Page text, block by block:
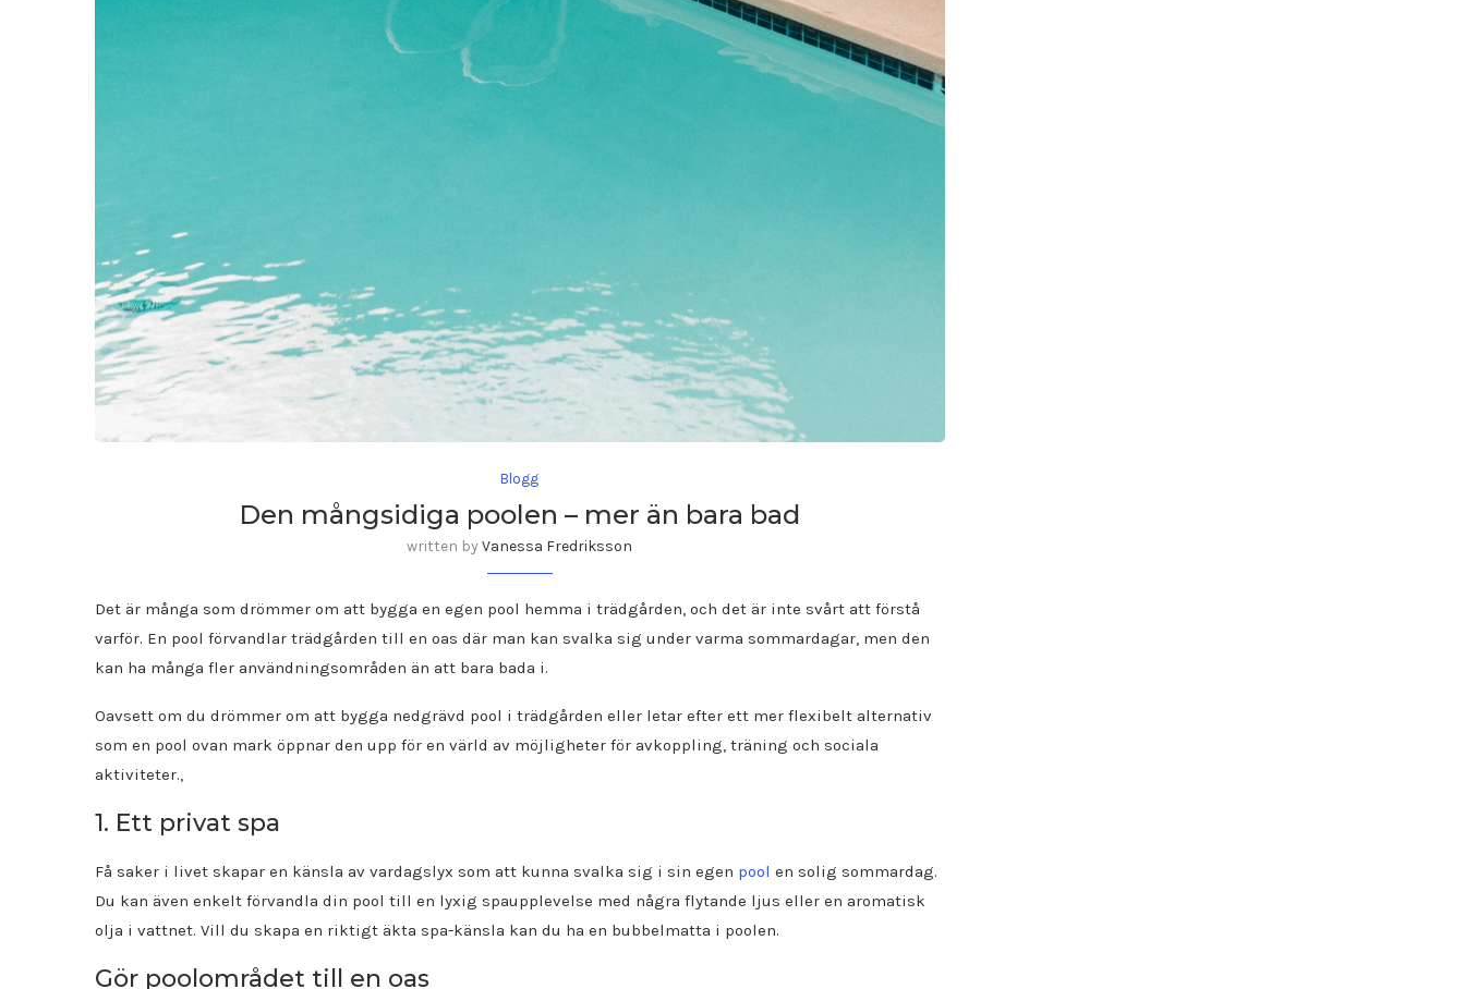
Blogg
Den mångsidiga poolen – mer än bara bad
written byVanessa Fredriksson
Det är många som drömmer om att bygga en egen pool hemma i trädgården, och det är inte svårt att förstå
varför. En pool förvandlar trädgården till en oas där man kan svalka sig under varma sommardagar, men den
kan ha många fler användningsområden än att bara bada i.
Oavsett om du drömmer om att bygga nedgrävd pool i trädgården eller letar efter ett mer flexibelt alternativ
som en pool ovan mark öppnar den upp för en värld av möjligheter för avkoppling, träning och sociala
aktiviteter.,
1. Ett privat spa
Få saker i livet skapar en känsla av vardagslyx som att kunna svalka sig i sin egen pool en solig sommardag.
Du kan även enkelt förvandla din pool till en lyxig spaupplevelse med några flytande ljus eller en aromatisk
olja i vattnet. Vill du skapa en riktigt äkta spa-känsla kan du ha en bubbelmatta i poolen.
Gör poolområdet till en oas